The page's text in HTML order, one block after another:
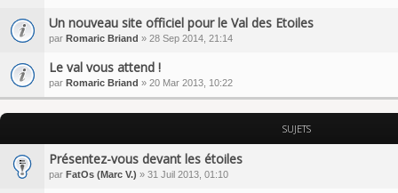
Un nouveau site officiel pour le Val des Etoiles
par Romaric Briand » 28 Sep 2014, 21:14
Le val vous attend !
par Romaric Briand » 20 Mar 2013, 10:22
SUJETS
Présentez-vous devant les étoiles
par FatOs (Marc V.) » 31 Juil 2013, 01:10